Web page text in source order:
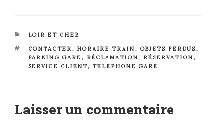
CATÉGORIES
LOIR ET CHER
ÉTIQUETTES
CONTACTER, HORAIRE TRAIN , OBJETS PERDUS,
PARKING GARE , RÉCLAMATION , RÉSERVATION ,
SERVICE CLIENT, TELEPHONE GARE
Laisser un commentaire